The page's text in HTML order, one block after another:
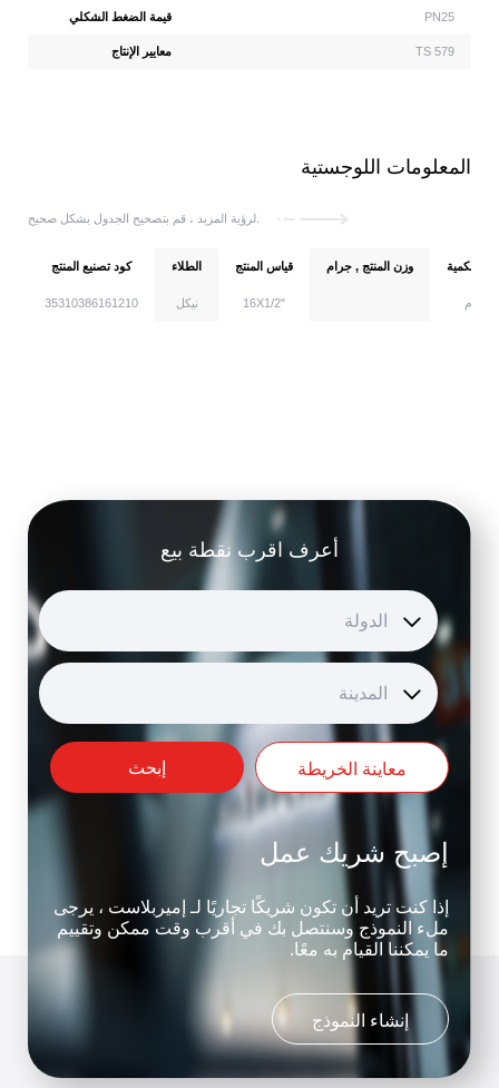
قيمة الضغط الشكلي PN25
معايير الإنتاج TS 579
المعلومات اللوجستية
كود تصنيع المنتج الطلاء قياس المنتج وزن المنتج , جرام الكمية
35310386161210 نيكل 16X1/2" كروم
أعرف اقرب نقطة بيع
الدولة
المدينة
معاينة الخريطة إبحث
إصبح شريك عمل
إذا كنت تريد أن تكون شريكًا تجاريًا لـ إميربلاست ، يرجى
ملء النموذج وسنتصل بك في أقرب وقت ممكن وتقييم
ما يمكننا القيام به معًا.
إنشاء النموذج